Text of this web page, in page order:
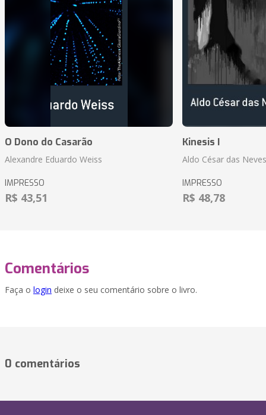
O Dono do Casarão
Alexandre Eduardo Weiss
IMPRESSO
R$ 43,51
Kinesis I
Aldo César das
IMPRESSO
R$ 48,78
Comentários
Faça o login deixe o seu comentário sobre o livro.
0 comentários